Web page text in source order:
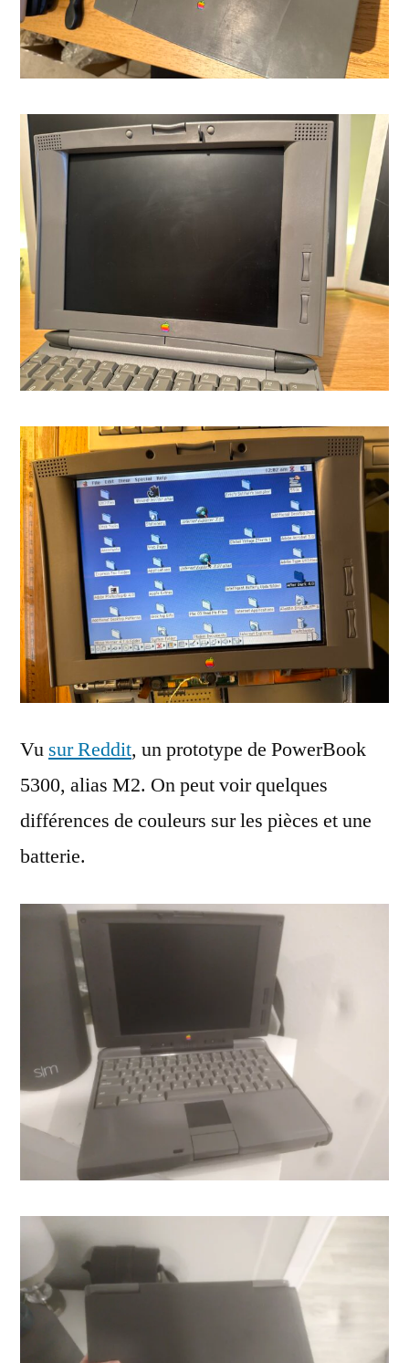
Vu sur Reddit, un prototype de PowerBook
5300, alias M2. On peut voir quelques
différences de couleurs sur les pièces et une
batterie.